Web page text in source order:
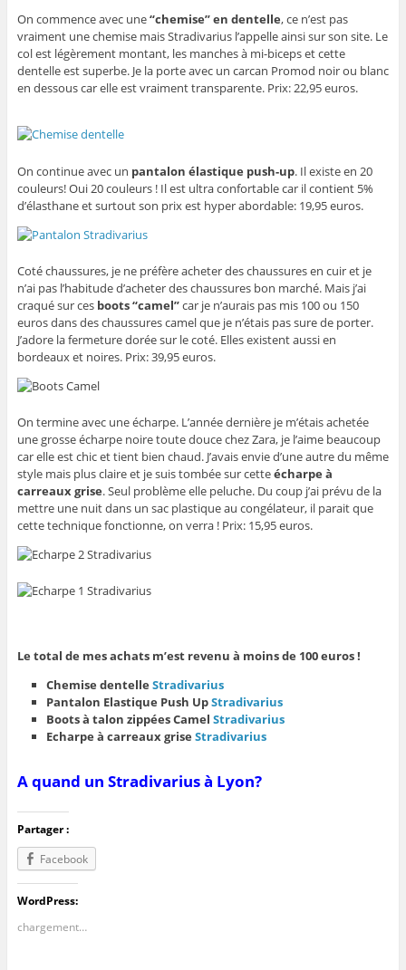
On commence avec une“chemise” en dentelle, ce n’est pas
vraiment une chemise mais Stradivarius l’appelle ainsi sur son site. Le
col est légèrement montant, les manches à mi-biceps et cette
dentelle est superbe. Je la porte avec un carcan Promod noir ou blanc
en dessous car elle est vraiment transparente. Prix: 22,95 euros.
On continue avec un pantalon élastique push-up. Il existe en 20
couleurs! Oui 20 couleurs ! Il est ultra confortable car il contient 5%
d’élasthane et surtout son prix est hyper abordable: 19,95 euros.
Coté chaussures, je ne préfère acheter des chaussures en cuir et je
n’ai pas l’habitude d’acheter des chaussures bon marché. Mais j’ai
craqué sur ces boots “camel”car je n’aurais pas mis 100 ou 150
euros dans des chaussures camel que je n’étais pas sure de porter.
J’adore la fermeture dorée sur le coté. Elles existent aussi en
bordeaux et noires. Prix: 39,95 euros.
On termine avec une écharpe. L’année dernière je m’étais achetée
une grosse écharpe noire toute douce chez Zara, je l’aime beaucoup
car elle est chic et tient bien chaud. J’avais envie d’une autre du même
style mais plus claire et je suis tombée sur cetteécharpe à
carreaux grise. Seul problème elle peluche. Du coup j’ai prévu de la
mettre une nuit dans un sac plastique au congélateur, il parait que
cette technique fonctionne, on verra ! Prix: 15,95 euros.
Le total de mes achats m’est revenu à moins de 100 euros !
Chemise dentelleStradivarius
Pantalon Elastique Push UpStradivarius
Boots à talon zippées CamelStradivarius
Echarpe à carreaux griseStradivarius
A quand un Stradivarius à Lyon?
Partager :
Facebook
WordPress:
chargement…